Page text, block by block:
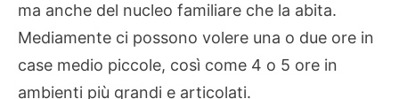
ma anche del nucleo familiare che la abita.
Mediamente ci possono volere una o due ore in
case medio piccole, così come 4 o 5 ore in
ambienti più grandi e articolati.